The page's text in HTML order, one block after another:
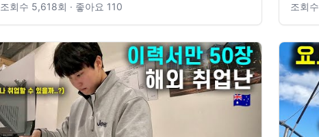
조회수 5,618회 · 좋아요 110
조회수